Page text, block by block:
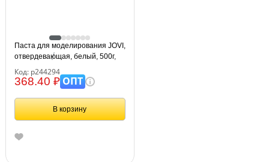
Паста для моделирования JOVI,
отвердевающая, белый, 500г,
Код: р244294
368.40 ₽ОПТ
В корзину